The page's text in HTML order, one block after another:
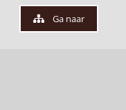
Ga naar